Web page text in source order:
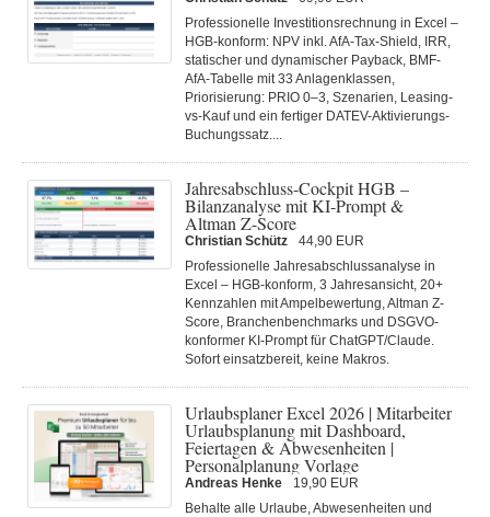
Professionelle Investitionsrechnung in Excel –
HGB-konform: NPV inkl. AfA-Tax-Shield, IRR,
statischer und dynamischer Payback, BMF-
AfA-Tabelle mit 33 Anlagenklassen,
Priorisierung: PRIO 0–3, Szenarien, Leasing-
vs-Kauf und ein fertiger DATEV-Aktivierungs-
Buchungssatz....
Jahresabschluss-Cockpit HGB –
Bilanzanalyse mit KI-Prompt &
Altman Z-Score
Christian Schütz
44,90 EUR
Professionelle Jahresabschlussanalyse in
Excel – HGB-konform, 3 Jahresansicht, 20+
Kennzahlen mit Ampelbewertung, Altman Z-
Score, Branchenbenchmarks und DSGVO-
konformer KI-Prompt für ChatGPT/Claude.
Sofort einsatzbereit, keine Makros.
Urlaubsplaner Excel 2026 | Mitarbeiter
Urlaubsplanung mit Dashboard,
Feiertagen & Abwesenheiten |
Personalplanung Vorlage
Andreas Henke
19,90 EUR
Behalte alle Urlaube, Abwesenheiten und